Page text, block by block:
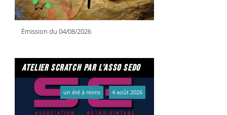
Émission du 04/08/2026
atelier scratch par l'asso sedo
un été à reims 4 août 2026